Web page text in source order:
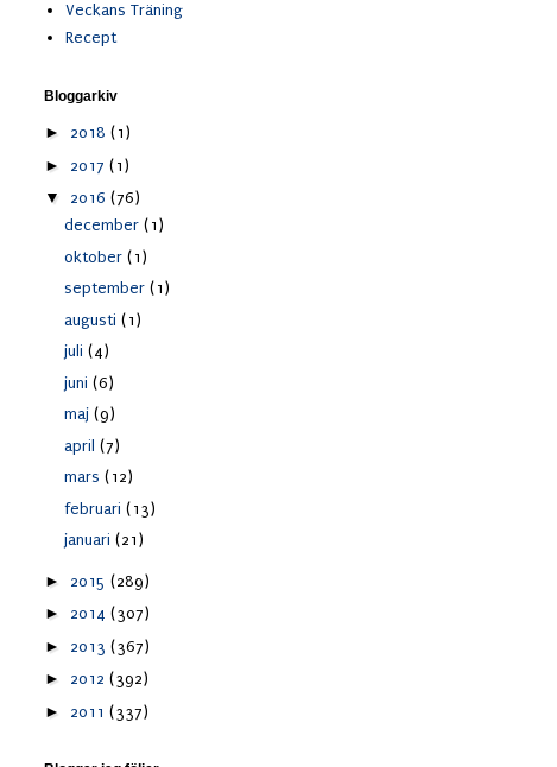
Veckans Träning
Recept
Bloggarkiv
► 2018 (1)
► 2017 (1)
▼ 2016 (76)
december (1)
oktober (1)
september (1)
augusti (1)
juli (4)
juni (6)
maj (9)
april (7)
mars (12)
februari (13)
januari (21)
► 2015 (289)
► 2014 (307)
► 2013 (367)
► 2012 (392)
► 2011 (337)